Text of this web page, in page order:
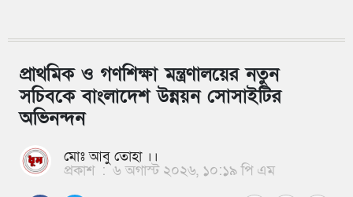
প্রাথমিক ও গণশিক্ষা মন্ত্রণালয়ের নতুন
সচিবকে বাংলাদেশ উন্নয়ন সোসাইটির
অভিনন্দন
মোঃ আবু তোহা ।।
প্রকাশ : ৬ অগাস্ট ২০২৬, ১০:১৯ পি এম